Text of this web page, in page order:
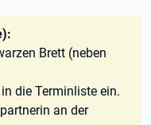
Brett (neben
die Terminliste ein.
an der